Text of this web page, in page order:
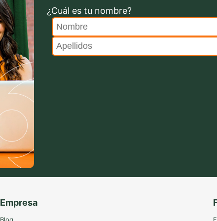
¿Cuál es tu nombre?
Empresa
Blog